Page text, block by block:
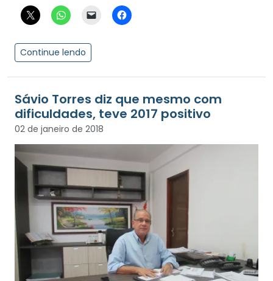
Continue lendo
Sávio Torres diz que mesmo com
dificuldades, teve 2017 positivo
02 de janeiro de 2018